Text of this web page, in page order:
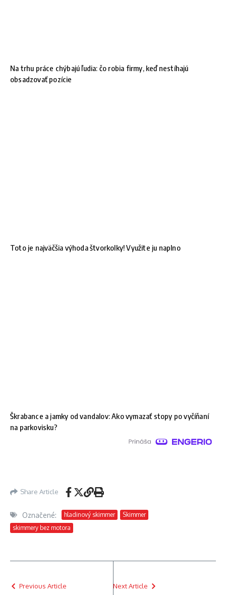
Na trhu práce chýbajú ľudia: čo robia firmy, keď nestíhajú
obsadzovať pozície
Toto je najväčšia výhoda štvorkolky! Využite ju naplno
Škrabance a jamky od vandalov: Ako vymazať stopy po vyčíňaní
na parkovisku?
Share Article
Označené: hladinový skimmer
Skimmer
skimmery bez motora
Previous Article Next Article